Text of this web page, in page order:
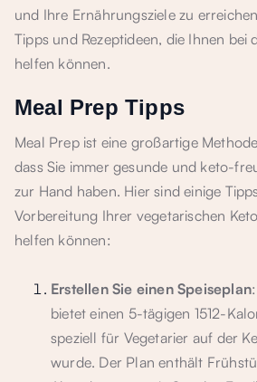
und Ihre Ernährungsziele zu
Tipps und Rezeptideen, die Ihnen bei
helfen können.
Meal Prep Tipps
Meal Prep ist eine großartige
dass Sie immer gesunde und keto-
zur Hand haben. Hier sind einige
Vorbereitung Ihrer vegetarischen
helfen können:
Erstellen Sie einen Speiseplan
bietet einen 5-tägigen 1512-
speziell für Vegetarier auf der
wurde. Der Plan enthält